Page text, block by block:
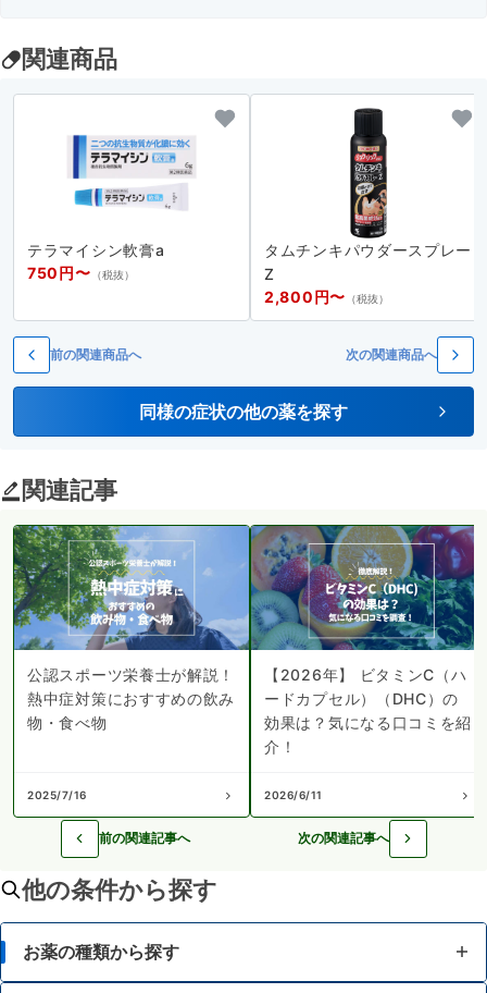
関連商品
テラマイシン軟膏a
750円〜 （税抜）
タムチンキパウダースプレー
Z
2,800円〜 （税抜）
前の関連商品へ 次の関連商品へ
同様の症状の他の薬を探す
関連記事
公認スポーツ栄養士が解説！
熱中症対策におすすめの飲み
物・食べ物
2025/7/16
【2026年】 ビタミンC（ハ
ードカプセル）（DHC）の
効果は？気になる口コミを紹
介！
2026/6/11
前の関連記事へ 次の関連記事へ
他の条件から探す
お薬の種類から探す